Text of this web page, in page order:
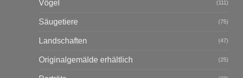
Vögel (111)
Säugetiere (75)
Landschaften (47)
Originalgemälde erhältlich (25)